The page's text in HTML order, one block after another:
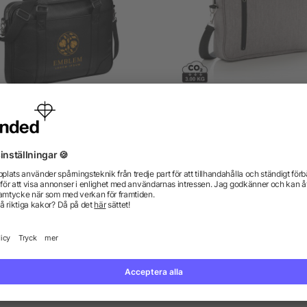
Oxford 15.6" slimmad
datorväska
från 213,70 kr från 72,40 kr
Vi har svaren.